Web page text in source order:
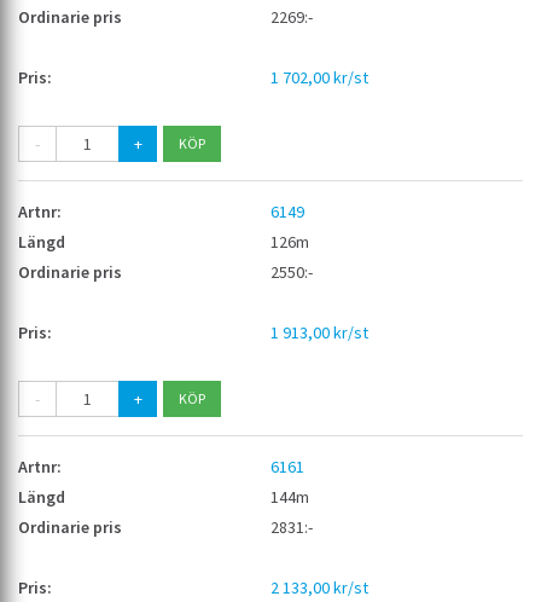
2269:-
1 702,00 kr/st
- +
6149
126m
2550:-
1 913,00 kr/st
- +
6161
144m
2831:-
2 133,00 kr/st